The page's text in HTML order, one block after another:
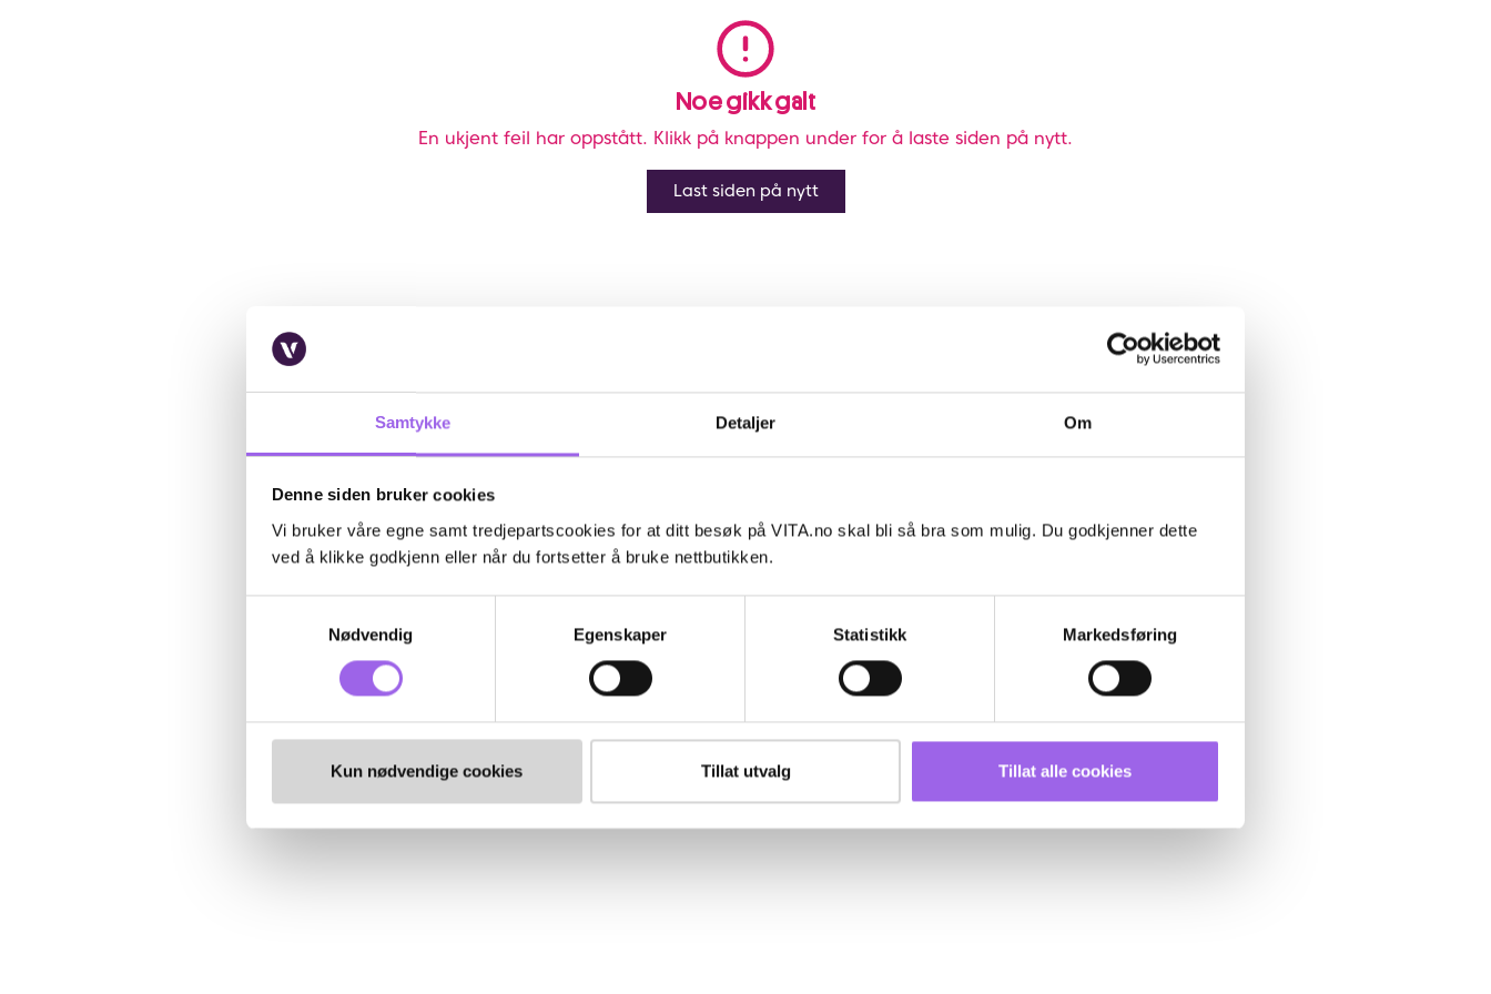
Samtykke Detaljer Om
Denne siden bruker cookies
Vi bruker våre egne samt tredjepartscookies for at ditt besøk på VITA.no skal bli så bra som mulig. Du godkjenner dette
ved å klikke godkjenn eller når du fortsetter å bruke nettbutikken.
Nødvendig
Egenskaper Statistikk Markedsføring
Kun nødvendige cookies Tillat utvalg Tillat alle cookies
Noe gikk galt
En ukjent feil har oppstått. Klikk på knappen under for å laste siden på nytt.
Last siden på nytt